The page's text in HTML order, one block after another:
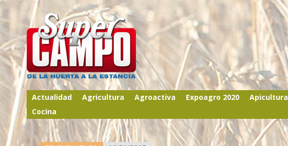
Actualidad Agricultura Agroactiva Expoagro 2020 Apicultura
Cocina